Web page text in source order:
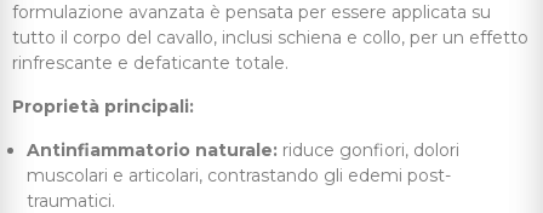
formulazione avanzata è pensata per essere applicata su
tutto il corpo del cavallo, inclusi schiena e collo, per un effetto
rinfrescante e defaticante totale.
Proprietà principali:
Antinfiammatorio naturale: riduce gonfiori, dolori
muscolari e articolari, contrastando gli edemi post-
traumatici.